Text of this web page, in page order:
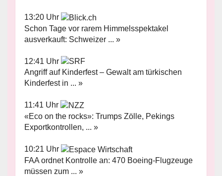
13:20 Uhr
Schon Tage vor rarem Himmelsspektakel
ausverkauft: Schweizer ... »
12:41 Uhr
Angriff auf Kinderfest – Gewalt am türkischen
Kinderfest in ... »
11:41 Uhr
«Eco on the rocks»: Trumps Zölle, Pekings
Exportkontrollen, ... »
10:21 Uhr
FAA ordnet Kontrolle an: 470 Boeing-Flugzeuge
müssen zum ... »